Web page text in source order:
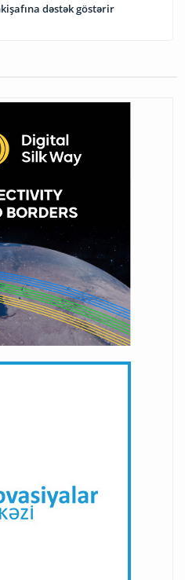
dəstək göstərir